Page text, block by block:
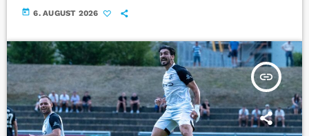
today 6. AUGUST 2026
insert_link